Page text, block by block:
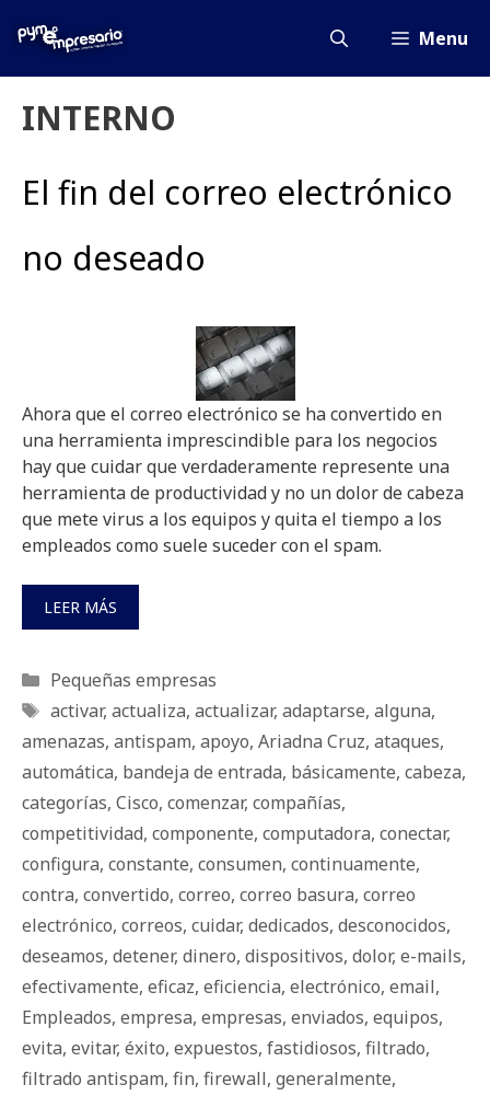
Menu
INTERNO
El fin del correo electrónico
no deseado
Ahora que el correo electrónico se ha convertido en
una herramienta imprescindible para los negocios
hay que cuidar que verdaderamente represente una
herramienta de productividad y no un dolor de cabeza
que mete virus a los equipos y quita el tiempo a los
empleados como suele suceder con el spam.
LEER MÁS
Categorías
Pequeñas empresas
Etiquetas
activar, actualiza, actualizar, adaptarse, alguna,
amenazas, antispam, apoyo, Ariadna Cruz, ataques,
automática, bandeja de entrada, básicamente, cabeza,
categorías, Cisco, comenzar, compañías,
competitividad, componente, computadora, conectar,
configura, constante, consumen, continuamente,
contra, convertido, correo, correo basura, correo
electrónico, correos, cuidar, dedicados, desconocidos,
deseamos, detener, dinero, dispositivos, dolor, e-mails,
efectivamente, eficaz, eficiencia, electrónico, email,
Empleados, empresa, empresas, enviados, equipos,
evita, evitar, éxito, expuestos, fastidiosos, filtrado,
filtrado antispam, fin, firewall, generalmente,